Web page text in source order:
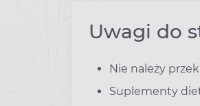
Uwagi do
Nie należy
Suplementy